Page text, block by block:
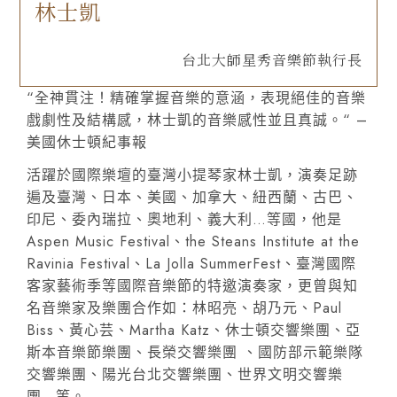
林士凱
台北大師星秀音樂節執行長
“全神貫注！精確掌握音樂的意涵，表現絕佳的音樂
戲劇性及結構感，林士凱的音樂感性並且真誠。“ –
美國休士頓紀事報
活躍於國際樂壇的臺灣小提琴家林士凱，演奏足跡
遍及臺灣、日本、美國、加拿大、紐西蘭、古巴、
印尼、委內瑞拉、奧地利、義大利…等國，他是
Aspen Music Festival、the Steans Institute at the
Ravinia Festival、La Jolla SummerFest、臺灣國際
客家藝術季等國際音樂節的特邀演奏家，更曾與知
名音樂家及樂團合作如：林昭亮、胡乃元、Paul
Biss、黃心芸、Martha Katz、休士頓交響樂團、亞
斯本音樂節樂團、長榮交響樂團 、國防部示範樂隊
交響樂團、陽光台北交響樂團、世界文明交響樂